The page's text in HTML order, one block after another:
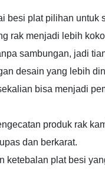
besi plat pilihan untuk
rak menjadi lebih
sambungan, jadi
desain yang lebih
bisa menjadi
produk rak
dan berkarat.
ketebalan plat besi